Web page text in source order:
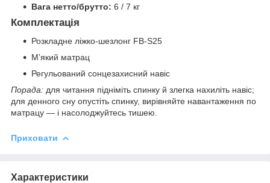
Вага нетто/брутто: 6 / 7 кг
Комплектація
Розкладне ліжко-шезлонг FB-S25
М’який матрац
Регульований сонцезахисний навіс
Порада: для читання підніміть спинку й злегка нахиліть навіс;
для денного сну опустіть спинку, вирівняйте навантаження по
матрацу — і насолоджуйтесь тишею.
Приховати
Характеристики